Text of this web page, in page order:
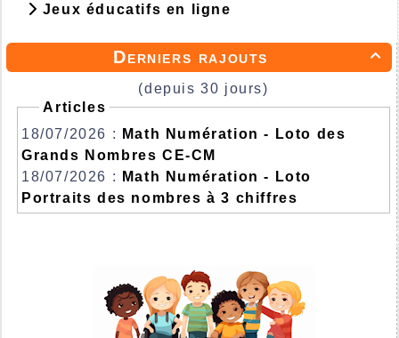

Derniers rajouts
(depuis 30 jours)
Articles
18/07/2026 :
Math Numération - Loto des
Grands Nombres CE-CM
18/07/2026 :
Math Numération - Loto
Portraits des nombres à 3 chiffres
Jeux éducatifs en ligne